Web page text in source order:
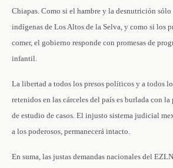
Chiapas. Como si el hambre y la desnutrición
indígenas de Los Altos de la Selva, y como si los
comer, el gobierno responde con promesas de
infantil.
La libertad a todos los presos políticos y a todos
retenidos en las cárceles del país es burlada con la
de estudio de casos. El injusto sistema judicial
a los poderosos, permanecerá intacto.
En suma, las justas demandas nacionales del